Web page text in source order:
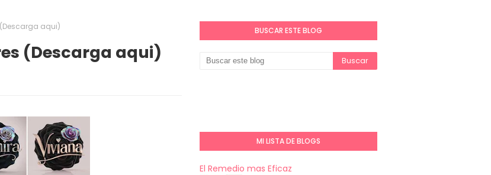
aqui)
(Descarga aqui)
BUSCAR ESTE BLOG
MI LISTA DE BLOGS
El Remedio mas Eficaz